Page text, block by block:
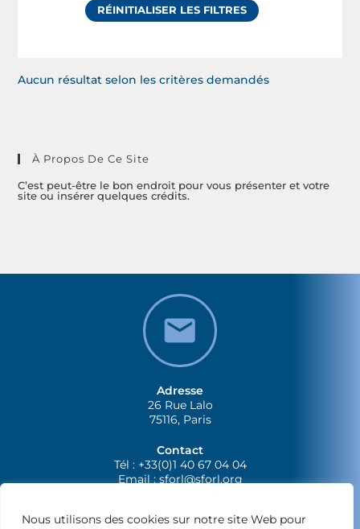
Nous utilisons des cookies sur notre site Web pour
RÉINITIALISER LES FILTRES
Aucun résultat selon les critères demandés
À Propos De Ce Site
C’est peut-être le bon endroit pour vous présenter et votre
site ou insérer quelques crédits.
Adresse
26 Rue Lalo
75116, Paris
Contact
Tél : +33(0)1 40 67 04 04
Email :sforl@sforl.org